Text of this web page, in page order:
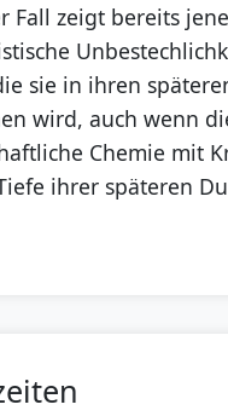
Fall zeigt bereits jene
sie in ihren
wird, auch wenn
Chemie mit
ihrer späteren